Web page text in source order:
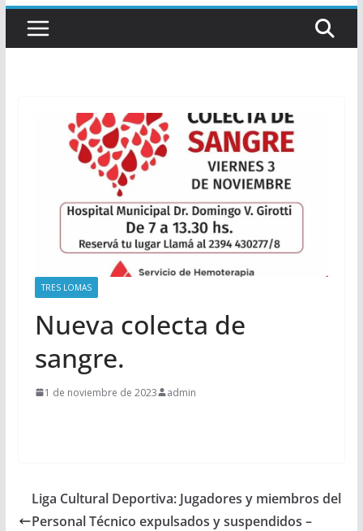
TRES LOMAS
Nueva colecta de
sangre.
1 de noviembre de 2023 admin
Liga Cultural Deportiva: Jugadores y miembros del
Personal Técnico expulsados y suspendidos –